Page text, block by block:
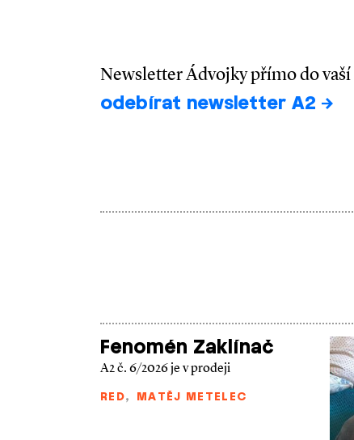
Newsletter Ádvojky přímo do vaší
odebírat newsletter A2
Fenomén Zaklínač
A2 č. 6/2026 je v prodeji
RED, MATĚJ METELEC